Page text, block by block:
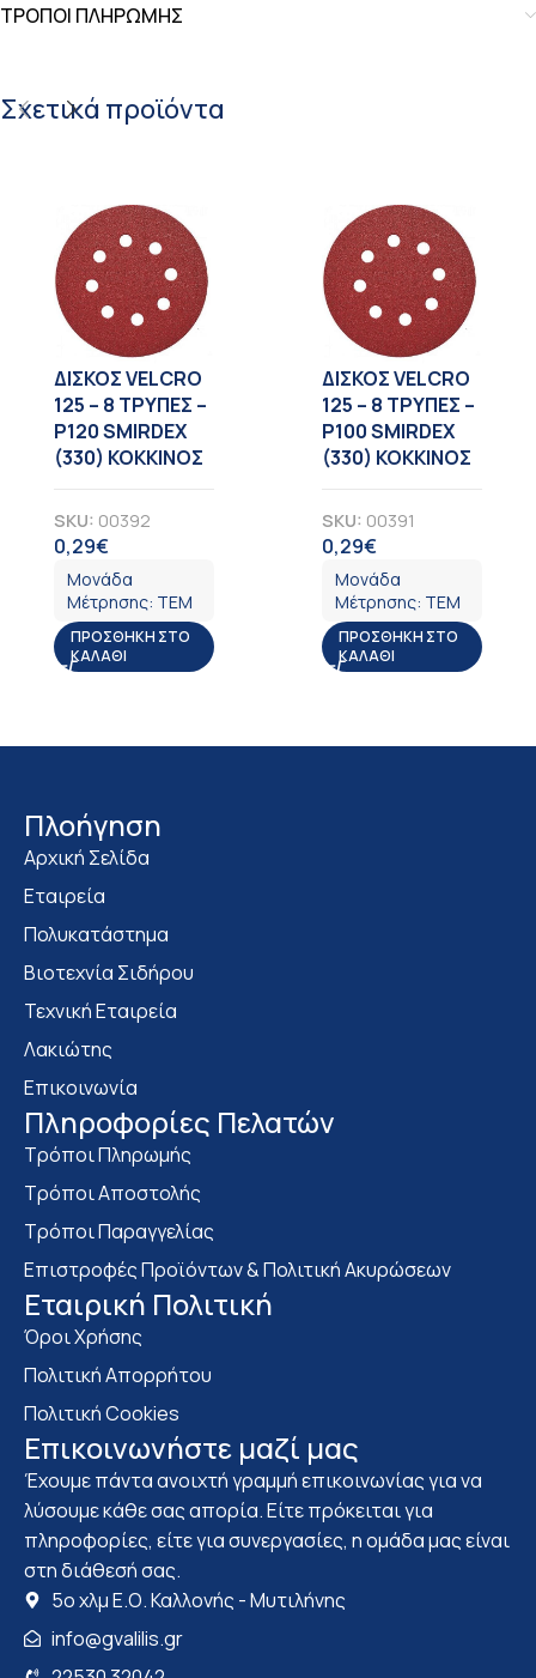
ΤΡΟΠΟΙ ΠΛΗΡΩΜΗΣ
Σχετικά προϊόντα
ΔΙΣΚΟΣ VELCRO
125 – 8 TΡΥΠΕΣ –
Ρ120 SMIRDEX
(330) ΚΟΚΚΙΝΟΣ
SKU: 00392
0,29€
Μονάδα
Μέτρησης: ΤΕΜ
ΠΡΟΣΘΉΚΗ ΣΤΟ
ΚΑΛΆΘΙ
ΔΙΣΚΟΣ VELCRO
125 – 8 TΡΥΠΕΣ –
Ρ100 SMIRDEX
(330) ΚΟΚΚΙΝΟΣ
SKU: 00391
0,29€
Μονάδα
Μέτρησης: ΤΕΜ
ΠΡΟΣΘΉΚΗ ΣΤΟ
ΚΑΛΆΘΙ
Πλοήγηση
Αρχική Σελίδα
Εταιρεία
Πολυκατάστημα
Bιοτεχνία Σιδήρου
Τεχνική Εταιρεία
Λακιώτης
Επικοινωνία
Πληροφορίες Πελατών
Τρόποι Πληρωμής
Τρόποι Αποστολής
Τρόποι Παραγγελίας
Επιστροφές Προϊόντων & Πολιτική Ακυρώσεων
Eταιρική Πολιτική
Όροι Χρήσης
Πολιτική Απορρήτου
Πολιτική Cookies
Επικοινωνήστε μαζί μας
Έχουμε πάντα ανοιχτή γραμμή επικοινωνίας για να
λύσουμε κάθε σας απορία. Είτε πρόκειται για
πληροφορίες, είτε για συνεργασίες, η ομάδα μας είναι
στη διάθεσή σας.
5ο χλμ Ε.Ο. Καλλονής - Μυτιλήνης
info@gvalilis.gr